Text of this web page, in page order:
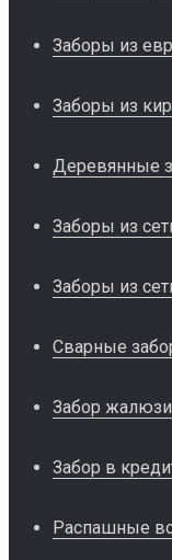
Заборы из
Заборы из
Деревянные
Заборы из
Заборы из
Сварные
Забор жалюзи
Забор в
Распашные